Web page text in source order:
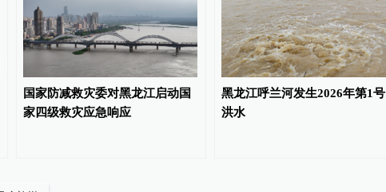
国家防减救灾委对黑龙江启动国
家四级救灾应急响应
黑龙江呼兰河发生2026年第1号
洪水